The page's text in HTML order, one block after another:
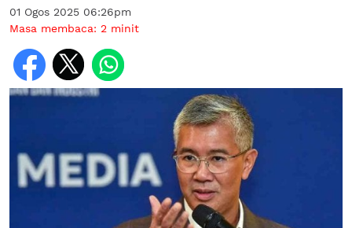
01 Ogos 2025 06:26pm
Masa membaca: 2 minit